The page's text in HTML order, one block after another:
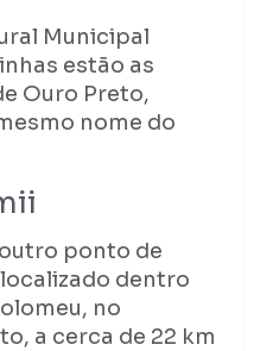
Municipal
estão as
Ouro Preto,
nome do
ponto de
dentro
no
a cerca de 22 km